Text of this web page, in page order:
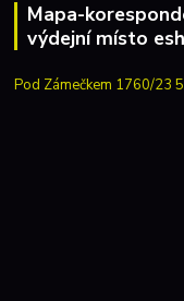
Mapa-
výdejní místo
Pod Zámečkem 1760/23